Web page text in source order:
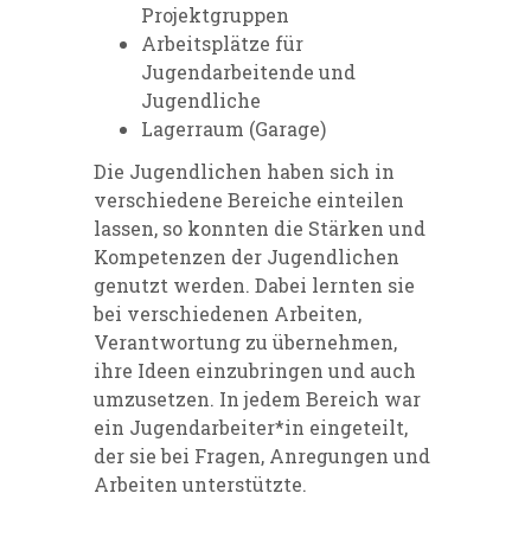
Projektgruppen
Arbeitsplätze für
Jugendarbeitende und
Jugendliche
Lagerraum (Garage)
Die Jugendlichen haben sich in
verschiedene Bereiche einteilen
lassen, so konnten die Stärken und
Kompetenzen der Jugendlichen
genutzt werden. Dabei lernten sie
bei verschiedenen Arbeiten,
Verantwortung zu übernehmen,
ihre Ideen einzubringen und auch
umzusetzen. In jedem Bereich war
ein Jugendarbeiter*in eingeteilt,
der sie bei Fragen, Anregungen und
Arbeiten unterstützte.